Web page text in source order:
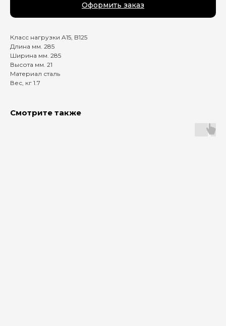
Оформить заказ
Класс нагрузки A15, B125
Длина мм. 285
Ширина мм. 285
Высота мм. 21
Материал сталь
Вес, кг 1.7
Смотрите также